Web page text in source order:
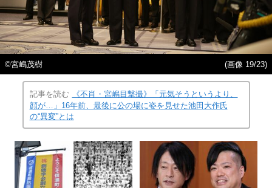
©宮嶋茂樹 (画像 19/23)
記事を読む
《不肖・宮嶋目撃撮》「元気そうというより、
顔が…」16年前、最後に公の場に姿を見せた池田大作氏
の“異変”とは